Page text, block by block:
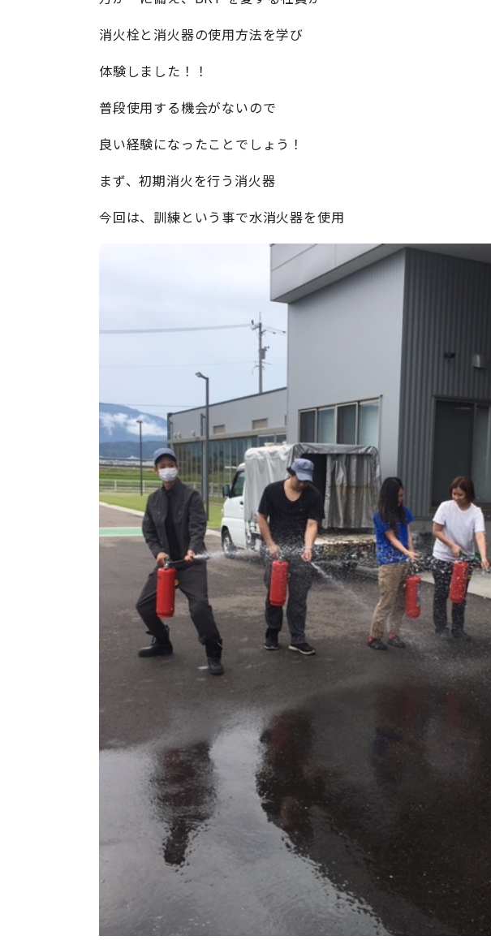
消火栓と消火器の使用方法を学び
体験しました！！
普段使用する機会がないので
良い経験になったことでしょう！
まず、初期消火を行う消火器
今回は、訓練という事で水消火器を使用